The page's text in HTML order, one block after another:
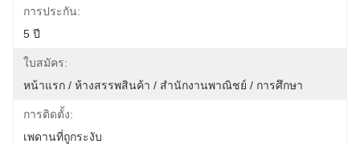
การประกัน:
5 ปี
ใบสมัคร:
หน้าแรก / ห้างสรรพสินค้า / สำนักงานพาณิชย์ / การศึกษา
การติดตั้ง:
เพดานที่ถูกระงับ